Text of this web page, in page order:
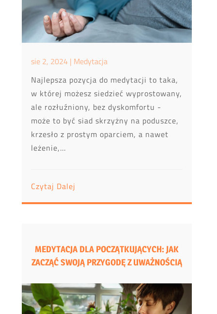
sie 2, 2024| Medytacja
Najlepsza pozycja do medytacji to taka,
w której możesz siedzieć wyprostowany,
ale rozłuźniony, bez dyskomfortu -
może to być siad skrzyżny na poduszce,
krzesło z prostym oparciem, a nawet
leżenie,...
Czytaj Dalej
MEDYTACJA DLA POCZĄTKUJĄCYCH: JAK
ZACZĄĆ SWOJĄ PRZYGODĘ Z UWAŻNOŚCIĄ